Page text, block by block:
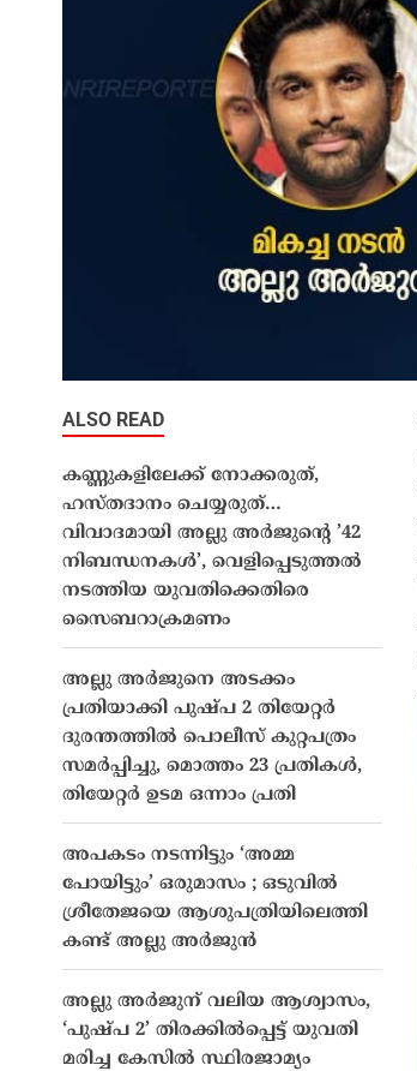
ALSO READ
കണ്ണുകളിലേക്ക് നോക്കരുത്,
ഹസ്തദാനം ചെയ്യരുത്…
വിവാദമായി അല്ലു അർജുൻ്റെ ’42
നിബന്ധനകൾ’, വെളിപ്പെടുത്തൽ
നടത്തിയ യുവതിക്കെതിരെ
സൈബറാക്രമണം
അല്ലു അർജുനെ അടക്കം
പ്രതിയാക്കി പുഷ്പ 2 തിയേറ്റർ
ദുരന്തത്തിൽ പൊലീസ് കുറ്റപത്രം
സമർപ്പിച്ചു, മൊത്തം 23 പ്രതികൾ,
തിയേറ്റർ ഉടമ ഒന്നാം പ്രതി
അപകടം നടന്നിട്ടും ‘അമ്മ
പോയിട്ടും’ ഒരുമാസം ; ഒടുവില്‍
ശ്രീതേജയെ ആശുപത്രിയിലെത്തി
കണ്ട് അല്ലു അര്‍ജുന്‍
അല്ലു അർജുന് വലിയ ആശ്വാസം,
‘പുഷ്പ 2’ തിരക്കിൽപ്പെട്ട് യുവതി
മരിച്ച കേസിൽ സ്ഥിരജാമ്യം